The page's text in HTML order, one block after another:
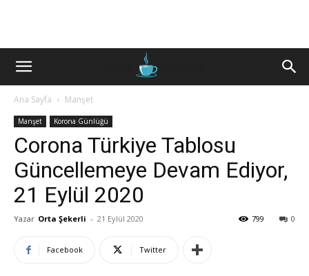
Ana Sayfa Manşet
Manşet Korona Günlüğü
Corona Türkiye Tablosu
Güncellemeye Devam Ediyor,
21 Eylül 2020
Yazar Orta Şekerli - 21 Eylül 2020 0
799
Facebook Twitter